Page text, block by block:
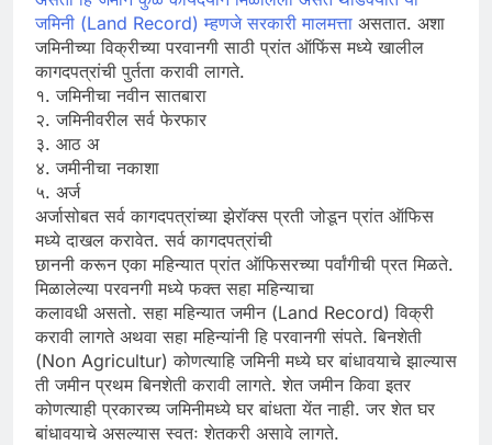
जमिनी (Land Record) म्हणजे सरकारी मालमत्ता असतात. अशा
जमिनीच्या विक्रीच्या परवानगी साठी प्रांत ऑफिंस मध्ये खालील
कागदपत्रांची पुर्तता करावी लागते.
१. जमिनीचा नवीन सातबारा
२. जमिनीवरील सर्व फेरफार
३. आठ अ
४. जमीनीचा नकाशा
५. अर्ज
अर्जासोबत सर्व कागदपत्रांच्या झेरॉक्स प्रती जोडून प्रांत ऑफिस
मध्ये दाखल करावेत. सर्व कागदपत्रांची
छाननी करून एका महिन्यात प्रांत ऑफिसरच्या पर्वांगीची प्रत मिळते.
मिळालेल्या परवनगी मध्ये फक्त सहा महिन्याचा
कलावधी असतो. सहा महिन्यात जमीन (Land Record) विक्री
करावी लागते अथवा सहा महिन्यांनी हि परवानगी संपते. बिनशेती
(Non Agricultur) कोणत्याहि जमिनी मध्ये घर बांधावयाचे झाल्यास
ती जमीन प्रथम बिनशेती करावी लागते. शेत जमीन किवा इतर
कोणत्याही प्रकारच्य जमिनीमध्ये घर बांधता येंत नाही. जर शेत घर
बांधावयाचे असल्यास स्वतः शेतकरी असावे लागते.